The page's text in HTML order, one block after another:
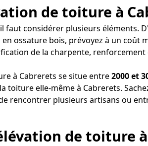
de toiture à
considérer plusieurs éléments.
ossature bois, prévoyez à un
de la charpente,
à Cabrerets se situe entre2000 et
elle-même à Cabrerets.
rencontrer plusieurs artisans ou
de toiture à